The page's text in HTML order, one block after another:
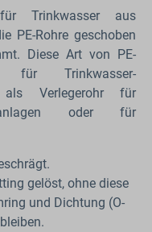
für Trinkwasser aus
PE-Rohre geschoben
Diese Art von PE-
Trinkwasser-
als Verlegerohr für
oder für
gelöst, ohne diese
und Dichtung (O-